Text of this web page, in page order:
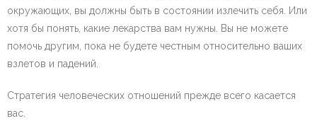
окружающих, вы должны быть в состоянии излечить себя. Или
хотя бы понять, какие лекарства вам нужны. Вы не можете
помочь другим, пока не будете честным относительно ваших
взлетов и падений.
Стратегия человеческих отношений прежде всего касается
вас.